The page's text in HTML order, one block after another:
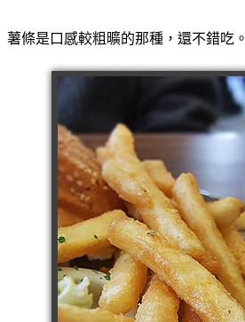
薯條是口感較粗曠的那種，還不錯吃。